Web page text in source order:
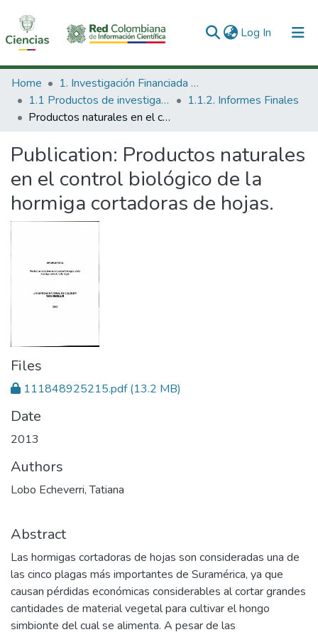
Log In (current)
Communities & Collections
All of DSpace
Home
1. Investigación Financiada con Recursos Públicos
1.1 Productos de investigación
1.1.2. Informes Finales
Productos naturales en el control biológico de la hormiga cortadoras de hojas.
Publication: Productos naturales
en el control biológico de la
hormiga cortadoras de hojas.
Files
111848925215.pdf(13.2 MB)
Date
2013
Authors
Lobo Echeverri, Tatiana
Abstract
Las hormigas cortadoras de hojas son consideradas una de
las cinco plagas más importantes de Suramérica, ya que
causan pérdidas económicas considerables al cortar grandes
cantidades de material vegetal para cultivar el hongo
simbionte del cual se alimenta. A pesar de las